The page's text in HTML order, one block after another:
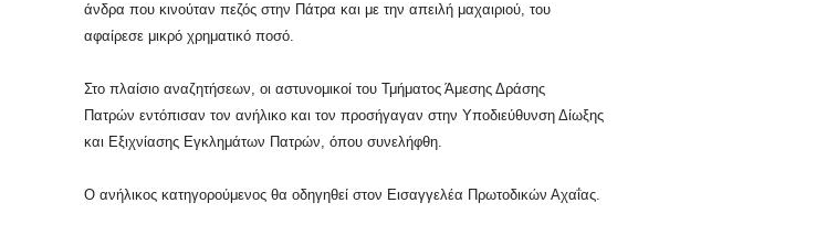
άνδρα που κινούταν πεζός στην Πάτρα και με την απειλή μαχαιριού, του
αφαίρεσε μικρό χρηματικό ποσό.
Στο πλαίσιο αναζητήσεων, οι αστυνομικοί του Τμήματος Άμεσης Δράσης
Πατρών εντόπισαν τον ανήλικο και τον προσήγαγαν στην Υποδιεύθυνση Δίωξης
και Εξιχνίασης Εγκλημάτων Πατρών, όπου συνελήφθη.
Ο ανήλικος κατηγορούμενος θα οδηγηθεί στον Εισαγγελέα Πρωτοδικών Αχαΐας.